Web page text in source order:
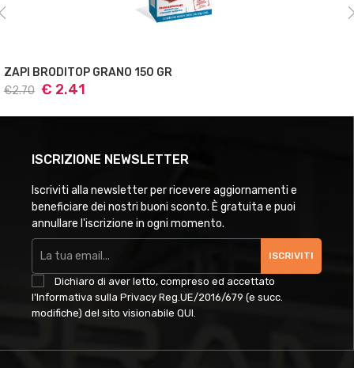
ZAPI BRODITOP GRANO 150 GR
€2.70 € 2.41
ISCRIZIONE NEWSLETTER
Iscriviti alla newsletter per ricevere aggiornamenti e
beneficiare dei nostri buoni sconto. È gratuita e puoi
annullare l'iscrizione in ogni momento.
ISCRIVITI
Dichiaro di aver letto, compreso ed accettato
l'Informativa sulla Privacy Reg.UE/2016/679 (e succ.
modifiche) del sito visionabile QUI